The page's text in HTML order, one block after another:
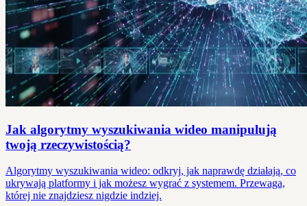
Jak algorytmy wyszukiwania wideo manipulują
twoją rzeczywistością?
Algorytmy wyszukiwania wideo: odkryj, jak naprawdę działają, co
ukrywają platformy i jak możesz wygrać z systemem. Przewaga,
której nie znajdziesz nigdzie indziej.